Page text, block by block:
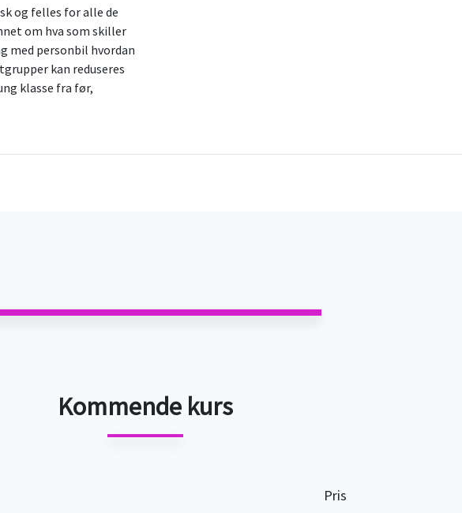
og felles for alle de
om hva som skiller
med personbil hvordan
kan reduseres
klasse fra før,
Kommende kurs
Pris